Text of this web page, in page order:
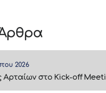
2026
στο Kick-off